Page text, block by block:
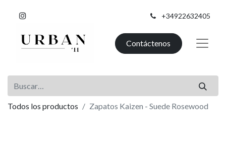
+34922632405
Contáctenos
Todos los productos Zapatos Kaizen - Suede Rosewood